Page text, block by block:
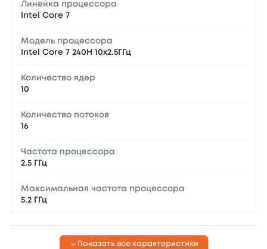
Линейка процессора
Intel Core 7
Модель процессора
Intel Core 7 240H 10x2.5ГГц
Количество ядер
10
Количество потоков
16
Частота процессора
2.5 ГГц
Максимальная частота процессора
5.2 ГГц
Показать все характеристики